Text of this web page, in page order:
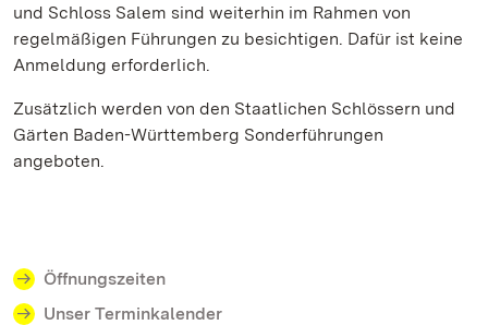
und Schloss Salem sind weiterhin im Rahmen von
regelmäßigen Führungen zu besichtigen. Dafür ist keine
Anmeldung erforderlich.
Zusätzlich werden von den Staatlichen Schlössern und
Gärten Baden-Württemberg Sonderführungen
angeboten.
Öffnungszeiten
Unser Terminkalender